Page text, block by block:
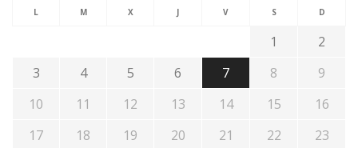
L M X J V S D
1
2
3
4 5 6 7 8
9
10
11 12 13 14 15
16
17
18 19 20 21 22
23